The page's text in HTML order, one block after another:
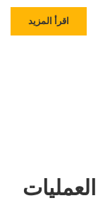
اقرأ المزيد